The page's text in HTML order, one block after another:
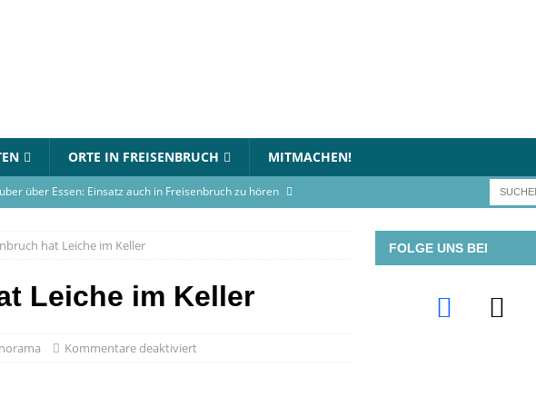
ORTE IN FREISENBRUCH MITMACHEN!
über Essen: Einsatz auch in Freisenbruch zu hören
in Essen-Freisenbruch: Bett steht in Flammen
Oststadt am 12. Juli 2026
VERANSTALTUNGEN
hat Leiche im Keller
Leiche im Keller
Kommentare deaktiviert
FOLGE UNS BEI